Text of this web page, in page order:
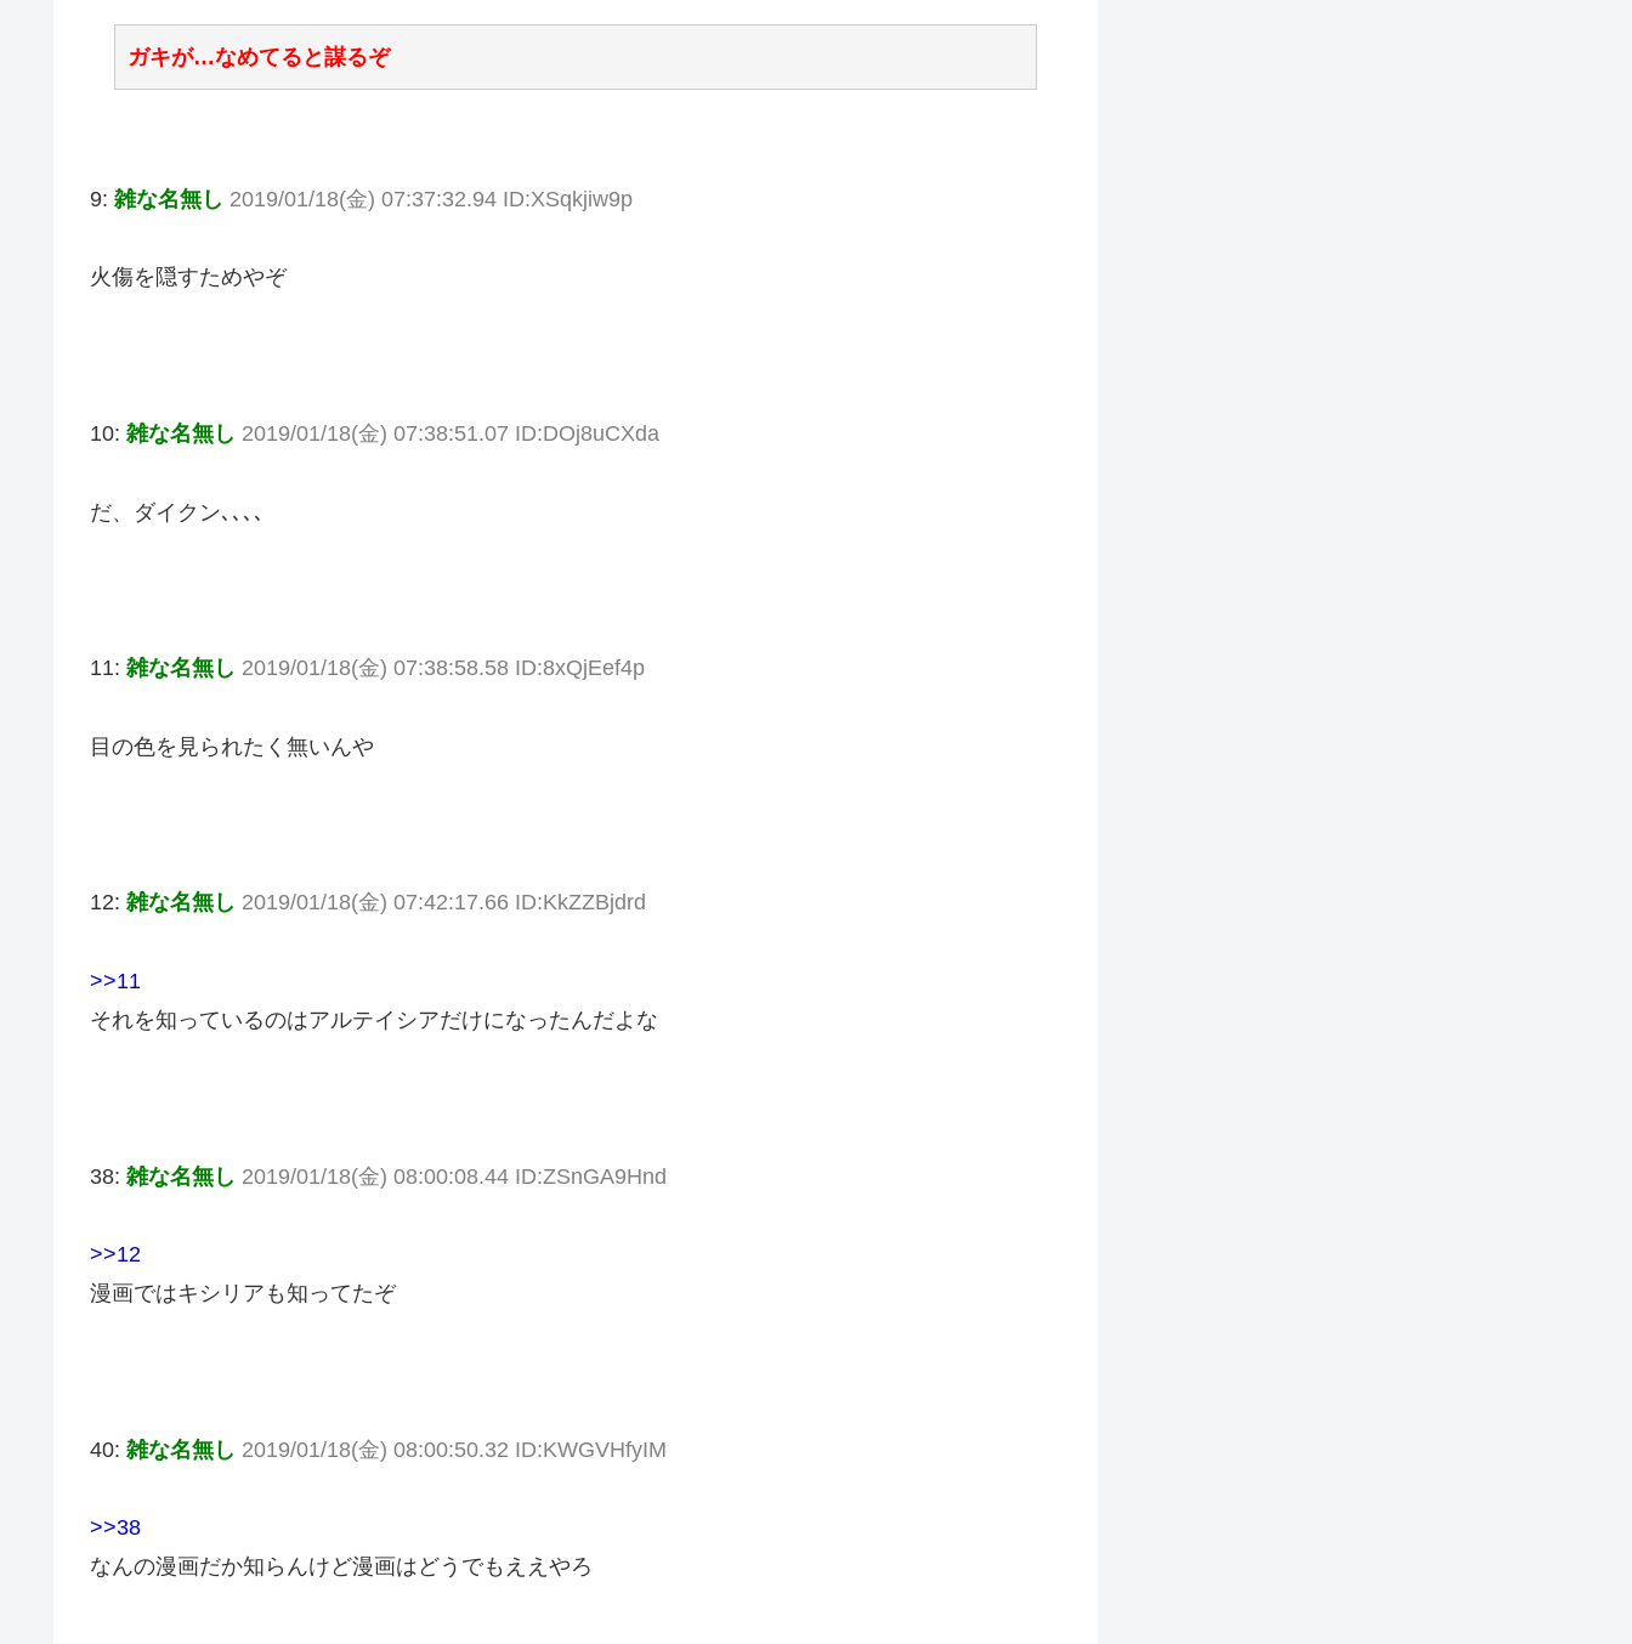
ガキが…なめてると謀るぞ
9: 雑な名無し 2019/01/18(金) 07:37:32.94 ID:XSqkjiw9p
火傷を隠すためやぞ
10: 雑な名無し 2019/01/18(金) 07:38:51.07 ID:DOj8uCXda
だ、ダイクン､､､､
11: 雑な名無し 2019/01/18(金) 07:38:58.58 ID:8xQjEef4p
目の色を見られたく無いんや
12: 雑な名無し 2019/01/18(金) 07:42:17.66 ID:KkZZBjdrd
>>11
それを知っているのはアルテイシアだけになったんだよな
38: 雑な名無し 2019/01/18(金) 08:00:08.44 ID:ZSnGA9Hnd
>>12
漫画ではキシリアも知ってたぞ
40: 雑な名無し 2019/01/18(金) 08:00:50.32 ID:KWGVHfyIM
>>38
なんの漫画だか知らんけど漫画はどうでもええやろ